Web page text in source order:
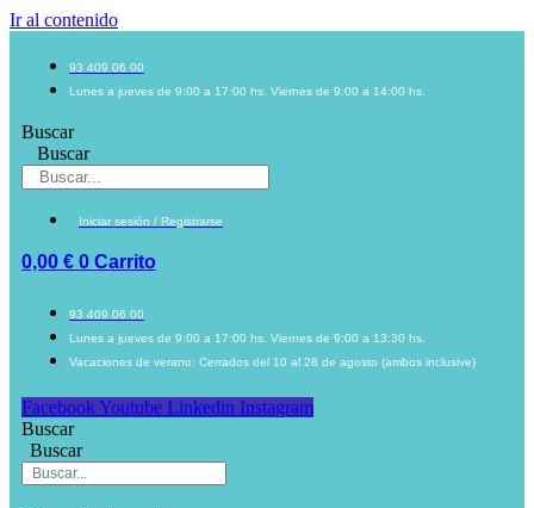
Ir al contenido
93 409 06 00
Lunes a jueves de 9:00 a 17:00 hs. Viernes de 9:00 a 14:00 hs.
Buscar
Buscar
Iniciar sesión / Registrarse
0,00 € 0 Carrito
93 409 06 00
Lunes a jueves de 9:00 a 17:00 hs. Viernes de 9:00 a 13:30 hs.
Vacaciones de verano: Cerrados del 10 al 28 de agosto (ambos inclusive)
Facebook Youtube Linkedin Instagram
Buscar
Buscar